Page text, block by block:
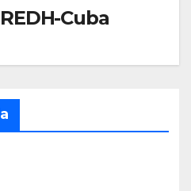
REDH-Cuba